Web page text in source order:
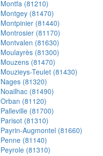
Montfa (81210)
Montgey (81470)
Montpinier (81440)
Montrosier (81170)
Montvalen (81630)
Moulayrès (81300)
Mouzens (81470)
Mouzieys-Teulet (81430)
Nages (81320)
Noailhac (81490)
Orban (81120)
Palleville (81700)
Parisot (81310)
Payrin-Augmontel (81660)
Penne (81140)
Peyrole (81310)